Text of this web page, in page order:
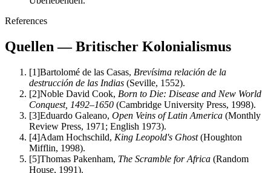
References
Quellen — Britischer Kolonialismus
[1]Bartolomé de las Casas, Brevísima relación de la
destrucción de las Indias (Seville, 1552).
[2]Noble David Cook, Born to Die: Disease and New World
Conquest, 1492–1650 (Cambridge University Press, 1998).
[3]Eduardo Galeano, Open Veins of Latin America (Monthly
Review Press, 1971; English 1973).
[4]Adam Hochschild, King Leopold's Ghost(Houghton
Mifflin, 1998).
[5]Thomas Pakenham, The Scramble for Africa (Random
House, 1991).